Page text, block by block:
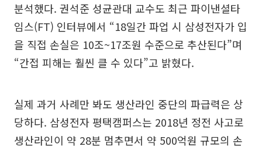
분석했다. 권석준 성균관대 교수도 최근 파이낸셜타
임스(FT) 인터뷰에서 “18일간 파업 시 삼성전자가 입
을 직접 손실은 10조~17조원 수준으로 추산된다”며
“간접 피해는 훨씬 클 수 있다”고 밝혔다.
실제 과거 사례만 봐도 생산라인 중단의 파급력은 상
당하다. 삼성전자 평택캠퍼스는 2018년 정전 사고로
생산라인이 약 28분 멈추면서 약 500억원 규모의 손